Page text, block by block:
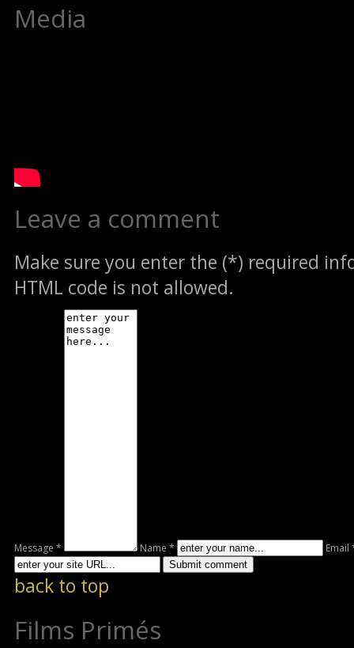
Media
Leave a comment
Make sure you enter the (*) required
HTML code is not allowed.
Message * Name * Email
back to top
Films Primés